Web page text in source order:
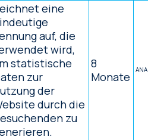
eine
auf, die
wird,
statistische
zur
der
durch die
zu
8
Monate